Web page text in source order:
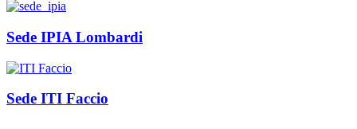
Sede IPIA Lombardi
Sede ITI Faccio